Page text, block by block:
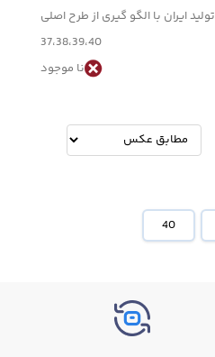
تولید ایران با الگو گیری از طرح اصلی
37،38،39،40
نا موجود
40